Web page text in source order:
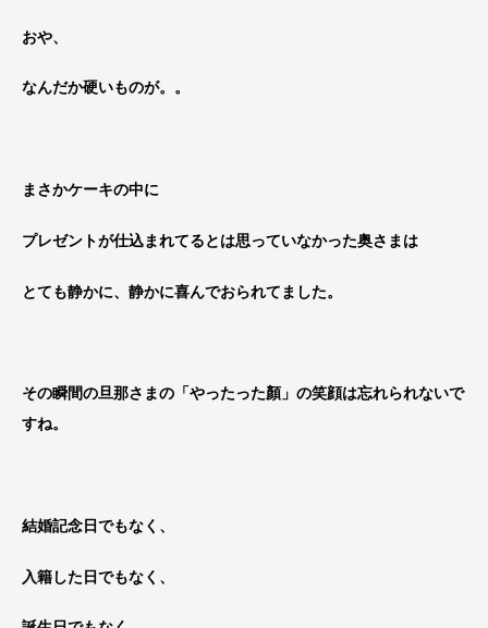
おや、
なんだか硬いものが。。
まさかケーキの中に
プレゼントが仕込まれてるとは思っていなかった奥さまは
とても静かに、静かに喜んでおられてました。
その瞬間の旦那さまの「やったった顏」の笑顔は忘れられないで
すね。
結婚記念日でもなく、
入籍した日でもなく、